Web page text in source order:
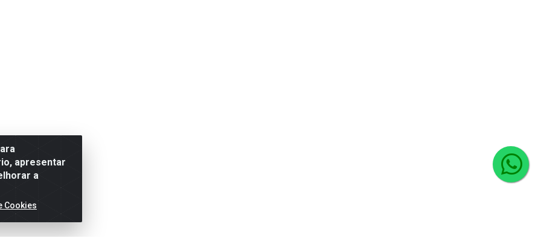
apresentar
a
Cookies